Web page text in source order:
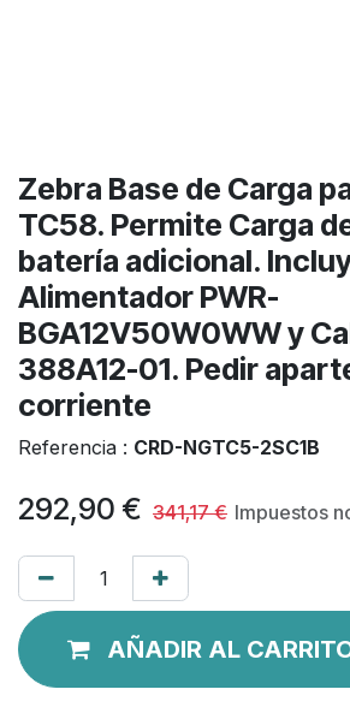
Zebra Base de Carga
TC58. Permite Carga
batería adicional.
Alimentador PWR-
BGA12V50W0WW y
388A12-01. Pedir
corriente
Referencia : CRD-NGTC5-2SC1B
292,90 € 341,17€ Impuestos
AÑADIR AL